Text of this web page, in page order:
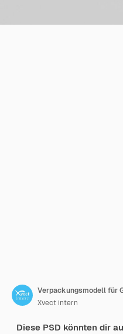
Verpackungsmodell für
Xvect intern
Diese PSD könnten dir